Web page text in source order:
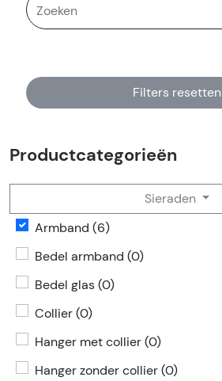
Filters resetten
Productcategorieën
Sieraden
Armband (6)
Bedel armband (0)
Bedel glas (0)
Collier (0)
Hanger met collier (0)
Hanger zonder collier (0)